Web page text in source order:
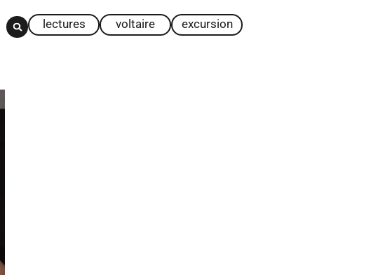
lectures voltaire excursion